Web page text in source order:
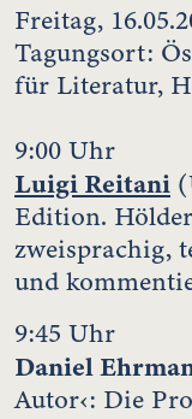
Freitag,
Tagungsort:
für Literatur,
9:00 Uhr
Luigi Reitani
Edition.
zweisprachig,
und
9:45 Uhr
Daniel
Autor‹: Die